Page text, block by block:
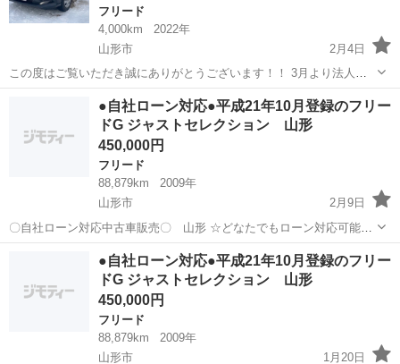
フリード
4,000km
2022年
山形市
2月4日
この度はご覧いただき誠にありがとうございます！！ 3月より法人化
いたします。 自動車販売店の【ウィステリアオート】でございます。
よろしくお願いいたします。 開業に先立ちまして、開業キャンペーン
を行う事となりまし...
フリード 走行距離
●自社ローン対応●平成21年10月登録のフリー
ドG ジャストセレクション 山形
450,000円
フリード
88,879km
2009年
山形市
2月9日
〇自社ローン対応中古車販売〇 山形 ☆どなたでもローン対応可能
☆ １、勤続年数の短い方や自営業の方 ２、パートを
される主婦の方や派遣社員の方 ３、自己破産等をされた方やローンが
組めない方 ４、他...
フリード 車両
●自社ローン対応●平成21年10月登録のフリー
ドG ジャストセレクション 山形
450,000円
フリード
88,879km
2009年
山形市
1月20日